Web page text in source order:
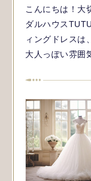
こんにちは！大
ダルハウス
ィングドレスは
大人っぽい雰囲